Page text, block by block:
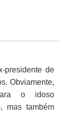
presidente de
Obviamente,
o idoso
mas também